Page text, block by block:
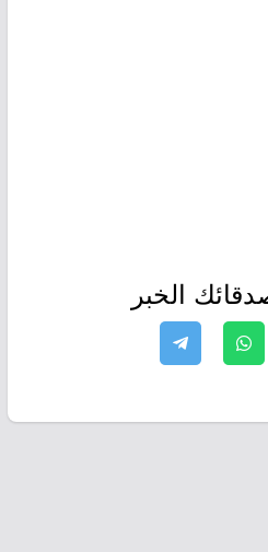
الخبر